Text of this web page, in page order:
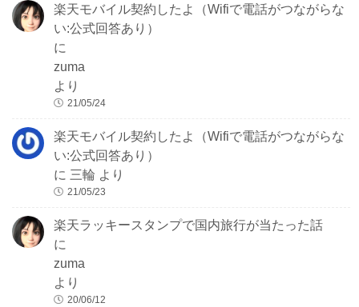
楽天モバイル契約したよ（Wifiで電話がつながらな
い:公式回答あり）
に
zuma
より
21/05/24
楽天モバイル契約したよ（Wifiで電話がつながらな
い:公式回答あり）
に三輪 より
21/05/23
楽天ラッキースタンプで国内旅行が当たった話
に
zuma
より
20/06/12